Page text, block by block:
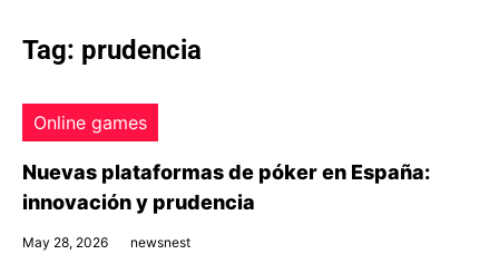
Tag: prudencia
Online games
Nuevas plataformas de póker en España:
innovación y prudencia
May 28, 2026 newsnest